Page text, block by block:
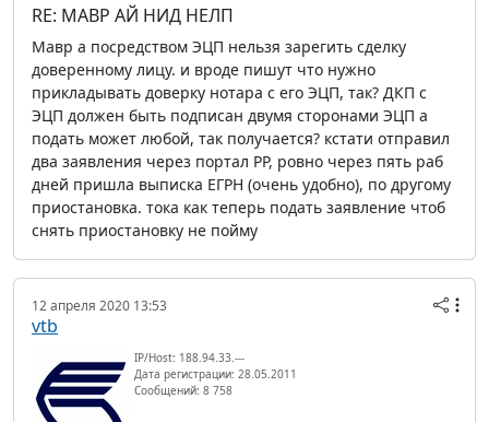
RE: МАВР АЙ НИД НЕЛП
Мавр а посредством ЭЦП нельзя зарегить сделку
доверенному лицу. и вроде пишут что нужно
прикладывать доверку нотара с его ЭЦП, так? ДКП с
ЭЦП должен быть подписан двумя сторонами ЭЦП а
подать может любой, так получается? кстати отправил
два заявления через портал РР, ровно через пять раб
дней пришла выписка ЕГРН (очень удобно), по другому
приостановка. тока как теперь подать заявление чтоб
снять приостановку не пойму
12 апреля 2020 13:53
vtb
IP/Host: 188.94.33.---
Дата регистрации: 28.05.2011
Сообщений: 8 758